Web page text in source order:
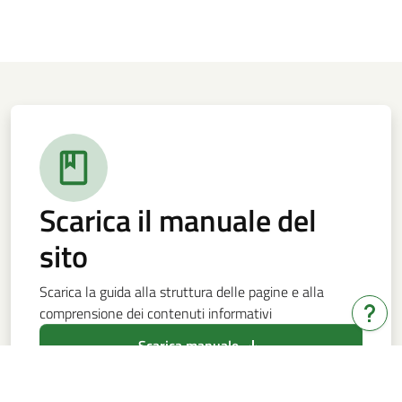
Scarica il manuale del
sito
Scarica la guida alla struttura delle pagine e alla
comprensione dei contenuti informativi
Scarica manuale
Hai